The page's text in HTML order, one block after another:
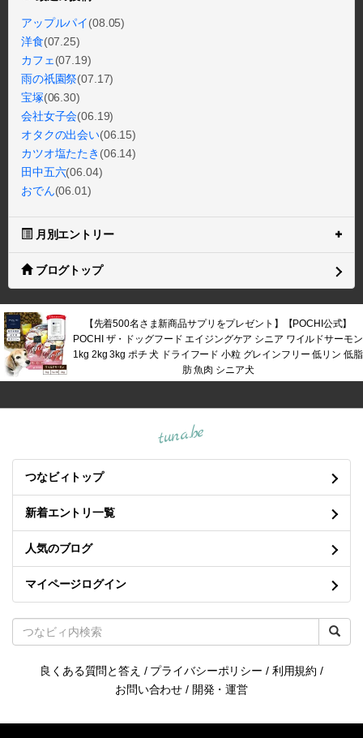
アップルパイ(08.05)
洋食(07.25)
カフェ (07.19)
雨の祇園祭(07.17)
宝塚(06.30)
会社女子会(06.19)
オタクの出会い(06.15)
カツオ塩たたき (06.14)
田中五六(06.04)
おでん(06.01)
月別エントリー
ブログトップ
【先着500名さま新商品サプリをプレゼント】【POCHI公式】
POCHI ザ・ドッグフード エイジングケア シニア ワイルドサーモン
1kg 2kg 3kg ポチ 犬 ドライフード 小粒 グレインフリー 低リン 低脂
肪 魚肉 シニア犬
tuna.be
つなビィトップ
新着エントリ一覧
人気のブログ
マイページログイン
良くある質問と答え / プライバシーポリシー / 利用規約 /
お問い合わせ / 開発・運営